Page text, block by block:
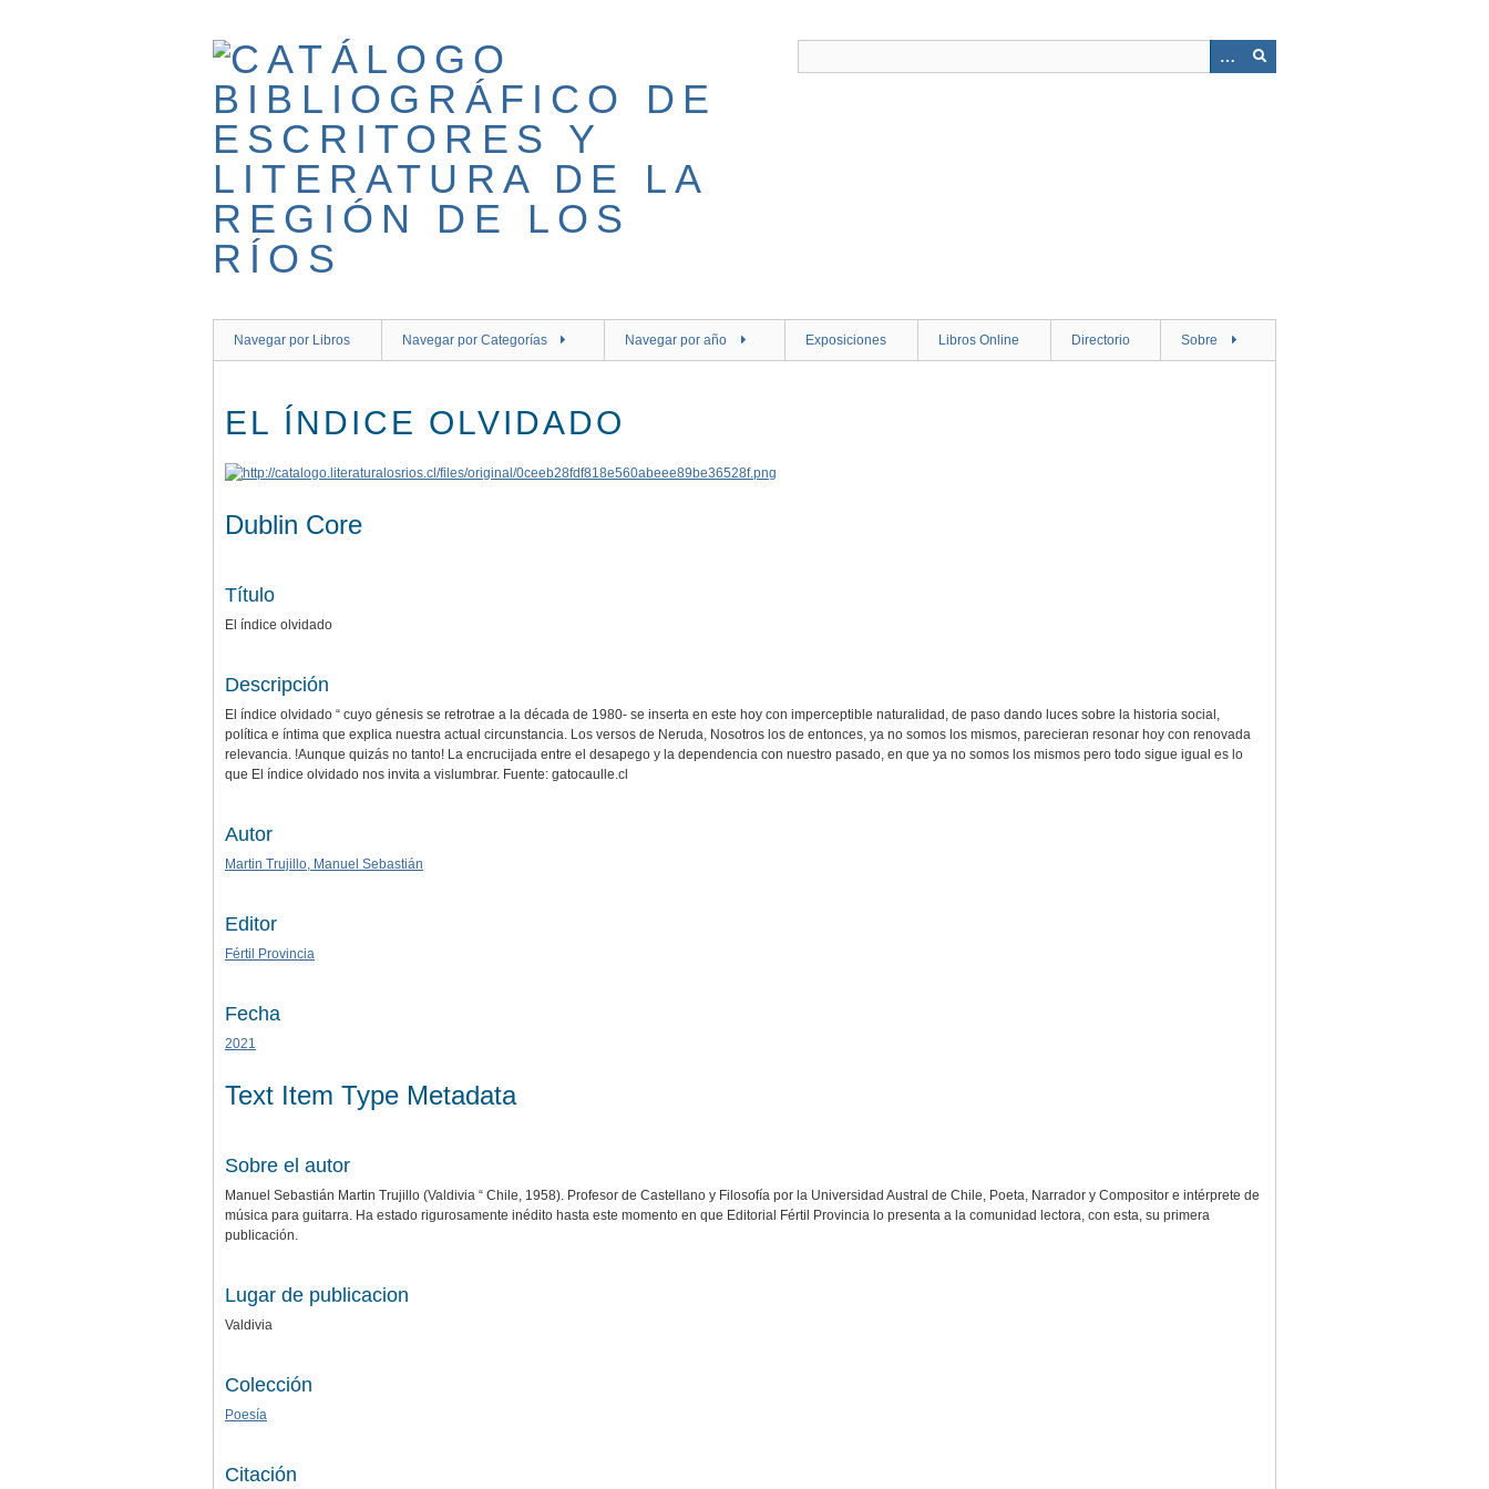
Navegar por Libros Navegar por Categorías Navegar por año Exposiciones Libros Online Directorio Sobre
EL ÍNDICE OLVIDADO
Dublin Core
Título
El índice olvidado
Descripción
El índice olvidado “ cuyo génesis se retrotrae a la década de 1980- se inserta en este hoy con imperceptible naturalidad, de paso dando luces sobre la historia social,
política e íntima que explica nuestra actual circunstancia. Los versos de Neruda, Nosotros los de entonces, ya no somos los mismos, parecieran resonar hoy con renovada
relevancia. !Aunque quizás no tanto! La encrucijada entre el desapego y la dependencia con nuestro pasado, en que ya no somos los mismos pero todo sigue igual es lo
que El índice olvidado nos invita a vislumbrar. Fuente: gatocaulle.cl
Autor
Martin Trujillo, Manuel Sebastián
Editor
Fértil Provincia
Fecha
2021
Text Item Type Metadata
Sobre el autor
Manuel Sebastián Martin Trujillo (Valdivia “ Chile, 1958). Profesor de Castellano y Filosofía por la Universidad Austral de Chile, Poeta, Narrador y Compositor e intérprete de
música para guitarra. Ha estado rigurosamente inédito hasta este momento en que Editorial Fértil Provincia lo presenta a la comunidad lectora, con esta, su primera
publicación.
Lugar de publicacion
Valdivia
Colección
Poesía
Citación